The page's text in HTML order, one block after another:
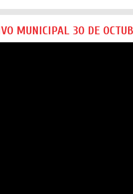
MUNICIPAL 30 DE